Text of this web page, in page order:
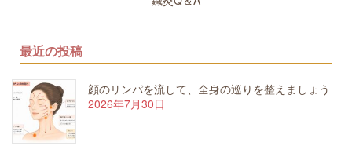
最近の投稿
顔のリンパを流して、全身の巡りを整えましょう
2026年7月30日